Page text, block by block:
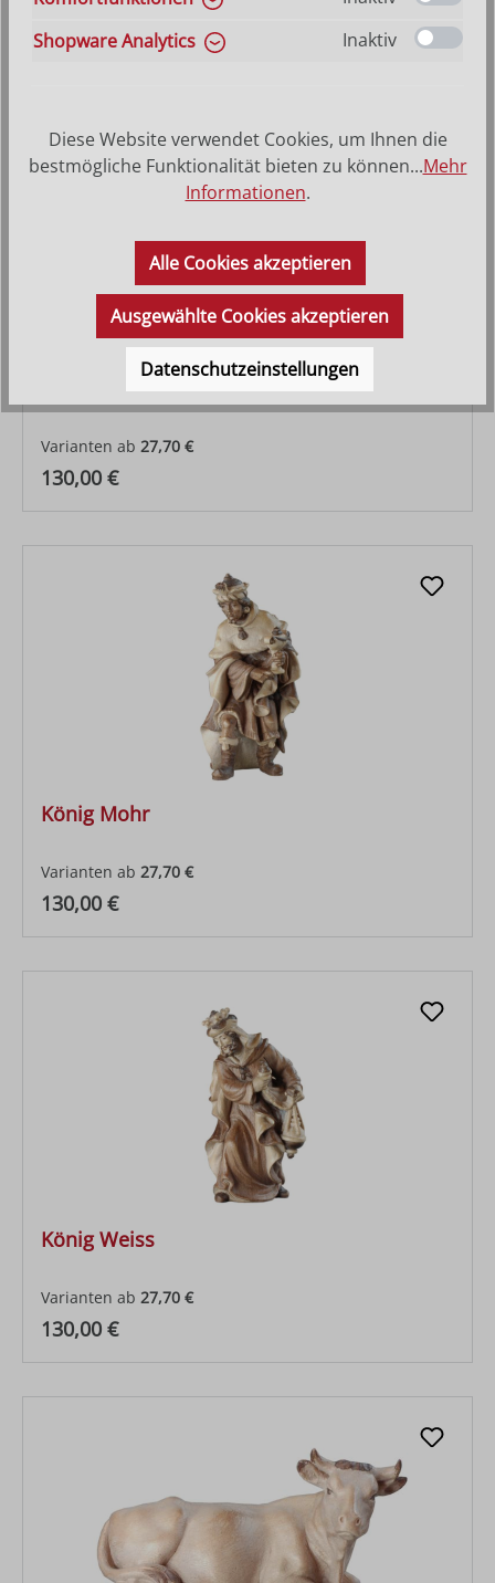
Regulärer Preis:
119,00 €
König kniend
Varianten ab 27,70 €
Regulärer Preis:
130,00 €
König Mohr
Varianten ab 27,70 €
Regulärer Preis:
130,00 €
König Weiss
Varianten ab 27,70 €
Regulärer Preis:
130,00 €
Shopware Analytics
Inaktiv
Diese Website verwendet Cookies, um Ihnen die
bestmögliche Funktionalität bieten zu können...Mehr
Informationen.
Alle Cookies akzeptieren
Ausgewählte Cookies akzeptieren
Datenschutzeinstellungen